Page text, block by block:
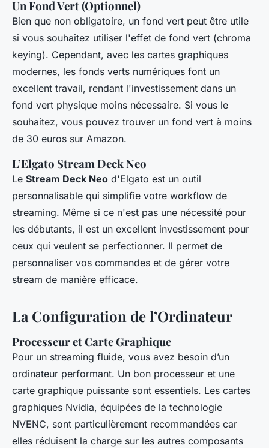
Un Fond Vert (Optionnel)
Bien que non obligatoire, un fond vert peut être utile
si vous souhaitez utiliser l'effet de fond vert (chroma
keying). Cependant, avec les cartes graphiques
modernes, les fonds verts numériques font un
excellent travail, rendant l'investissement dans un
fond vert physique moins nécessaire. Si vous le
souhaitez, vous pouvez trouver un fond vert à moins
de 30 euros sur Amazon.
L’Elgato Stream Deck Neo
Le Stream Deck Neo d'Elgato est un outil
personnalisable qui simplifie votre workflow de
streaming. Même si ce n'est pas une nécessité pour
les débutants, il est un excellent investissement pour
ceux qui veulent se perfectionner. Il permet de
personnaliser vos commandes et de gérer votre
stream de manière efficace.
La Configuration de l’Ordinateur
Processeur et Carte Graphique
Pour un streaming fluide, vous avez besoin d’un
ordinateur performant. Un bon processeur et une
carte graphique puissante sont essentiels. Les cartes
graphiques Nvidia, équipées de la technologie
NVENC, sont particulièrement recommandées car
elles réduisent la charge sur les autres composants